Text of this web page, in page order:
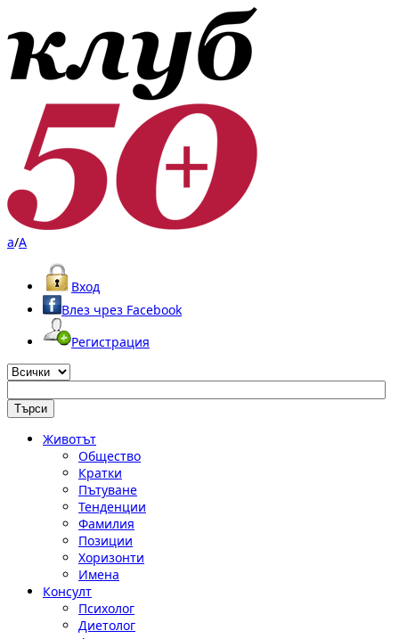
a/A
Вход
Влез чрез Facebook
Регистрация
Животът
Общество
Кратки
Пътуване
Тенденции
Фамилия
Позиции
Хоризонти
Имена
Консулт
Психолог
Диетолог